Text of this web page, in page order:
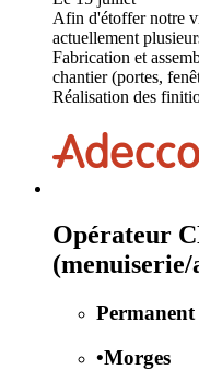
Afin d'étoffer notre
actuellement
Fabrication et
chantier (portes,
Réalisation des
Opérateur
Permanent
•Morges